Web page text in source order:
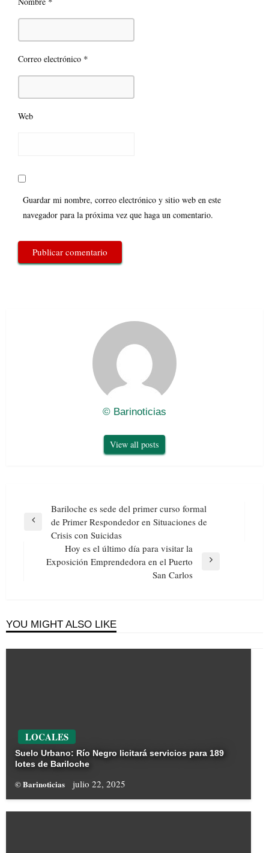
Correo electrónico *
Web
Guardar mi nombre, correo electrónico y sitio web en este
navegador para la próxima vez que haga un comentario.
© Barinoticias
View all posts
Navegación
de
entradas
Previous
Bariloche es sede del primer curso formal
de Primer Respondedor en Situaciones de
Crisis con Suicidas
Next
Hoy es el último día para visitar la
Exposición Emprendedora en el Puerto
San Carlos
YOU MIGHT ALSO LIKE
LOCALES
Suelo Urbano: Río Negro licitará servicios para 189
lotes de Bariloche
© Barinoticias julio 22, 2025